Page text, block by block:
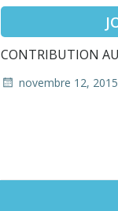
CONTRIBUTION
novembre 12, 2015